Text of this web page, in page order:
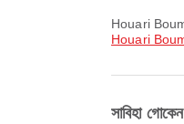
Houari
Houari
সাবিহা